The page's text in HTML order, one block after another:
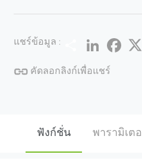
การลดสัญญาณรบกวน 2D &3D
คุณภาพสูงและประหยัดแบนด์วิ
ถึง 70% ความคุ้มครอง ด้วยกา
จึงสามารถทํางานได้อย่างปล
แชร์ข้อมูล : Share LinkedIn
คัดลอกลิงก์เพื่อแชร์
ฟังก์ชั่น พารามิเต